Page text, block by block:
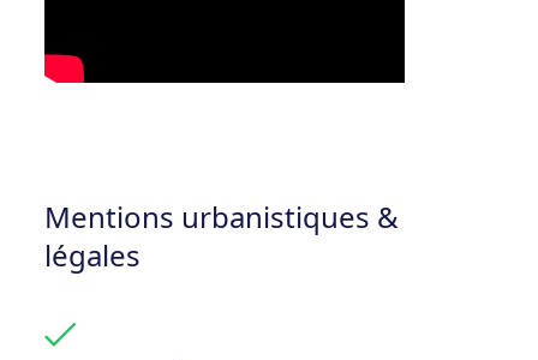
Mentions urbanistiques &
légales